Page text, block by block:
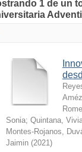
1 de un
Sonia; Quintana,
Montes-Rojanos,
Jaimin (2021)